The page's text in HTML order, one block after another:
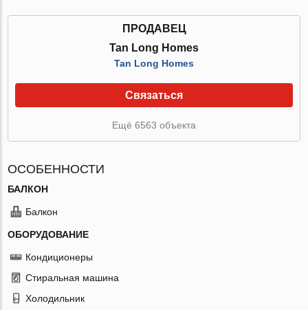
ПРОДАВЕЦ
Tan Long Homes
Tan Long Homes
Связаться
Ещё 6563 объекта
ОСОБЕННОСТИ
БАЛКОН
Балкон
ОБОРУДОВАНИЕ
Кондиционеры
Стиральная машина
Холодильник